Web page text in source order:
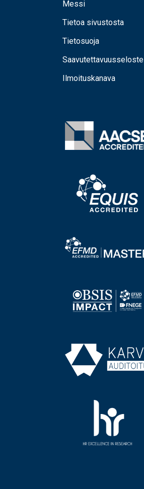
Messi
Tietoa sivustosta
Tietosuoja
Saavutettavuusseloste
Ilmoituskanava
Image
Image
Image
Image
Image
Image